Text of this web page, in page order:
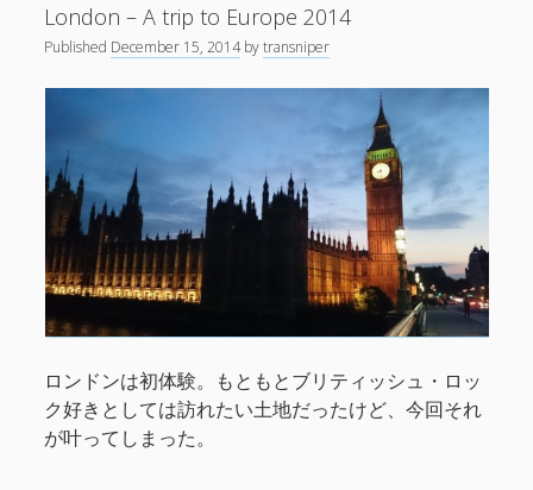
増
し
た
な
ぜ
か
London – A trip to Europe 2014
Published December 15, 2014bytransniper
ロンドンは初体験。もともとブリティッシュ・ロッ
ク好きとしては訪れたい土地だったけど、今回それ
が叶ってしまった。